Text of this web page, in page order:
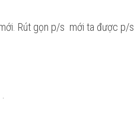
Rút gọn p/s mới ta đ­ược p/s